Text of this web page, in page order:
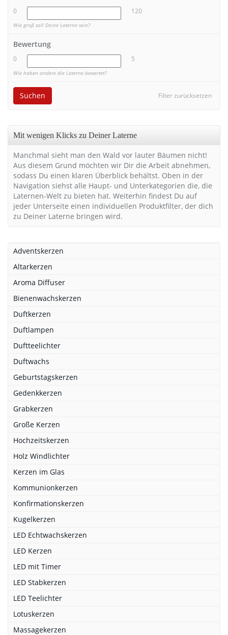
0 120
Wie groß soll Deine Laterne sein?
Bewertung
0 5
Wie haben andere die Laterne bewertet?
Filter zurücksetzen
Suchen
Mit wenigen Klicks zu Deiner Laterne
Manchmal sieht man den Wald vor lauter Bäumen nicht!
Aus diesem Grund möchten wir Dir die Arbeit abnehmen,
sodass Du einen klaren Überblick behältst. Oben in der
Navigation siehst alle Haupt- und Unterkategorien die, die
Laternen-Welt zu bieten hat. Weiterhin findest Du auf
jeder Unterseite einen individuellen Produktfilter, der dich
zu Deiner Laterne bringen wird.
Adventskerzen
Altarkerzen
Aroma Diffuser
Bienenwachskerzen
Duftkerzen
Duftlampen
Duftteelichter
Duftwachs
Geburtstagskerzen
Gedenkkerzen
Grabkerzen
Große Kerzen
Hochzeitskerzen
Holz Windlichter
Kerzen im Glas
Kommunionkerzen
Konfirmationskerzen
Kugelkerzen
LED Echtwachskerzen
LED Kerzen
LED mit Timer
LED Stabkerzen
LED Teelichter
Lotuskerzen
Massagekerzen